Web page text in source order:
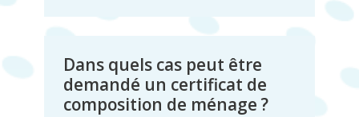
Dans quels cas peut être
demandé un certificat de
composition de ménage ?